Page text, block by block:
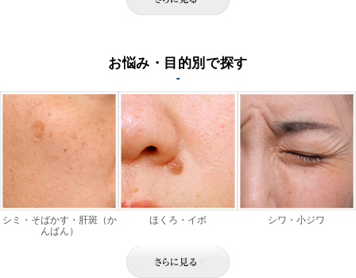
お悩み・目的別で探す
シミ・そばかす・肝斑（か
んぱん）
ほくろ・イボ シワ・小ジワ